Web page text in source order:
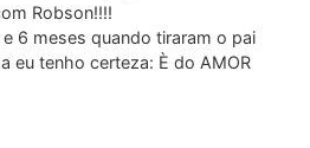
Robson!!!!
6 meses quando tiraram o pai
eu tenho certeza: È do AMOR